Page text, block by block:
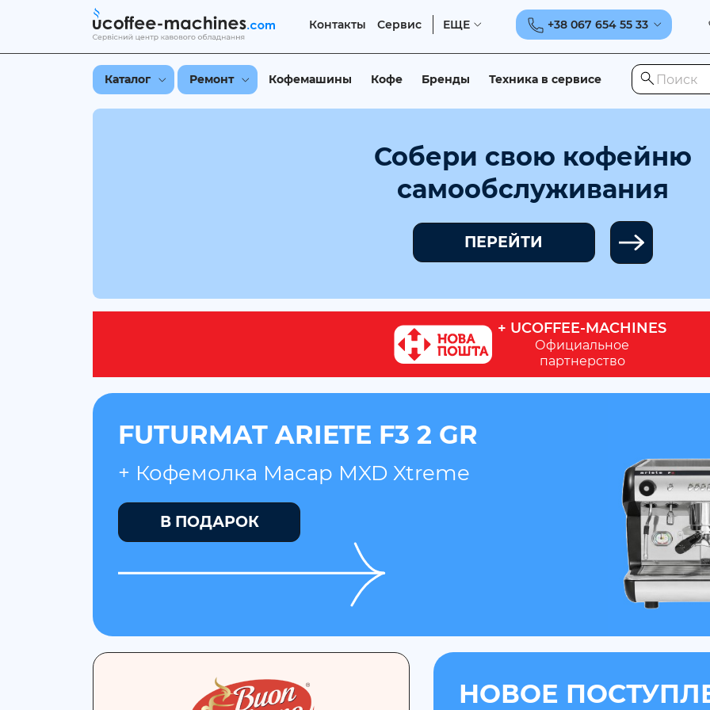
Контакты Сервис ЕЩЕ +38 067 654 55 33
Каталог Ремонт Кофемашины Кофе Бренды Техника в сервисе
Собери свою кофейню
самообслуживания
ПЕРЕЙТИ
+ UCOFFEE-MACHINES
Официальное
партнерство
FUTURMAT ARIETE F3 2 GR
+ Кофемолка Macap MXD Xtreme
В ПОДАРОК
НОВОЕ